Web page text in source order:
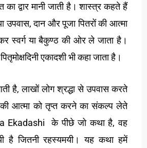
का द्वार मानी जाती है। शास्त्र कहते हैं
उपवास, दान और पूजा पितरों की आत्मा
स्वर्ग या बैकुण्ठ की ओर ले जाता है।
एकादशी भी कहा जाता है।
है, लाखों लोग श्रद्धा से उपवास करते
आत्मा को तृप्त करने का संकल्प लेते
Ekadashi के पीछे जो कथा है, वह
है जितनी रहस्यमयी। यह कथा हमें